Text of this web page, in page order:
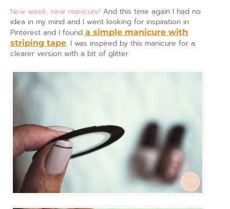
New week, new manicure! And this time again I had no
idea in my mind and I went looking for inspiration in
Pinterest and I found a simple manicure with
striping tape. I was inspired by this manicure for a
clearer version with a bit of glitter.